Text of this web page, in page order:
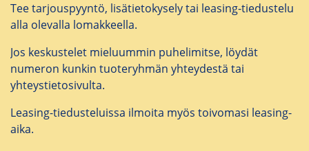
Tee tarjouspyyntö, lisätietokysely tai leasing-tiedustelu
alla olevalla lomakkeella.
Jos keskustelet mieluummin puhelimitse, löydät
numeron kunkin tuoteryhmän yhteydestä tai
yhteystietosivulta.
Leasing-tiedusteluissa ilmoita myös toivomasi leasing-
aika.